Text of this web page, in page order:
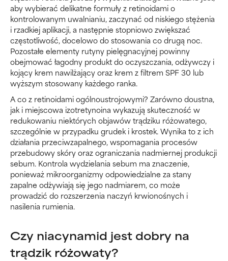
aby wybierać delikatne formuły z retinoidami o
kontrolowanym uwalnianiu, zaczynać od niskiego stężenia
i rzadkiej aplikacji, a następnie stopniowo zwiększać
częstotliwość, docelowo do stosowania co drugą noc.
Pozostałe elementy rutyny pielęgnacyjnej powinny
obejmować łagodny produkt do oczyszczania, odżywczy i
kojący krem nawilżający oraz krem z filtrem SPF 30 lub
wyższym stosowany każdego ranka.
A co z retinoidami ogólnoustrojowymi? Zarówno doustna,
jak i miejscowa izotretynoina wykazują skuteczność w
redukowaniu niektórych objawów trądziku różowatego,
szczególnie w przypadku grudek i krostek. Wynika to z ich
działania przeciwzapalnego, wspomagania procesów
przebudowy skóry oraz ograniczania nadmiernej produkcji
sebum. Kontrola wydzielania sebum ma znaczenie,
ponieważ mikroorganizmy odpowiedzialne za stany
zapalne odżywiają się jego nadmiarem, co może
prowadzić do rozszerzenia naczyń krwionośnych i
nasilenia rumienia.
Czy niacynamid jest dobry na
trądzik różowaty?